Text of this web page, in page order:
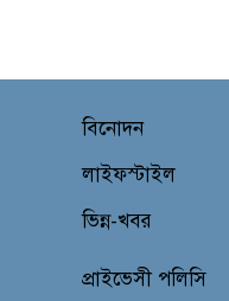
বিনোদন
লাইফস্টাইল
ভিন্ন-খবর
প্রাইভেসী পলিসি